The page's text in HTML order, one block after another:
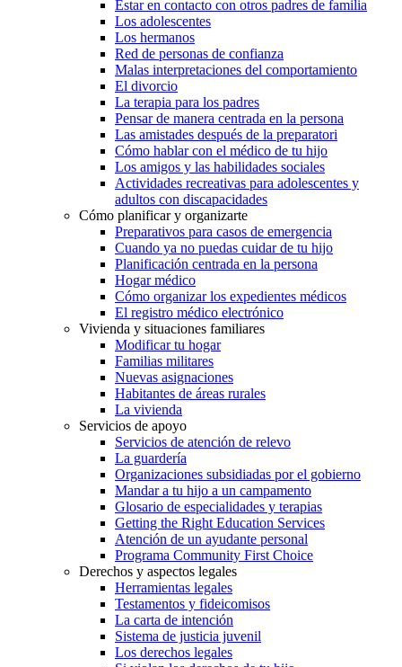
Estar en contacto con otros padres de familia
Los adolescentes
Los hermanos
Red de personas de confianza
Malas interpretaciones del comportamiento
El divorcio
La terapia para los padres
Pensar de manera centrada en la persona
Las amistades después de la preparatori
Cómo hablar con el médico de tu hijo
Los amigos y las habilidades sociales
Actividades recreativas para adolescentes y
adultos con discapacidades
Cómo planificar y organizarte
Preparativos para casos de emergencia
Cuando ya no puedas cuidar de tu hijo
Planificación centrada en la persona
Hogar médico
Cómo organizar los expedientes médicos
El registro médico electrónico
Vivienda y situaciones familiares
Modificar tu hogar
Familias militares
Nuevas asignaciones
Habitantes de áreas rurales
La vivienda
Servicios de apoyo
Servicios de atención de relevo
La guardería
Organizaciones subsidiadas por el gobierno
Mandar a tu hijo a un campamento
Glosario de especialidades y terapias
Getting the Right Education Services
Atención de un ayudante personal
Programa Community First Choice
Derechos y aspectos legales
Herramientas legales
Testamentos y fideicomisos
La carta de intención
Sistema de justicia juvenil
Los derechos legales